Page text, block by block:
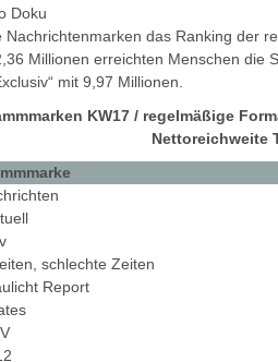
Doku
Nachrichtenmarken das Ranking der
Millionen erreichten Menschen die
mit 9,97 Millionen.
KW17 / regelmäßige
Nettoreichweite
schlechte Zeiten
Report